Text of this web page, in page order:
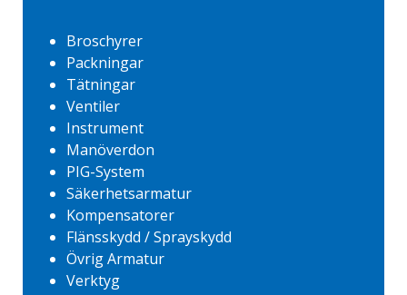
Broschyrer
Packningar
Tätningar
Ventiler
Instrument
Manöverdon
PIG-System
Säkerhetsarmatur
Kompensatorer
Flänsskydd / Sprayskydd
Övrig Armatur
Verktyg